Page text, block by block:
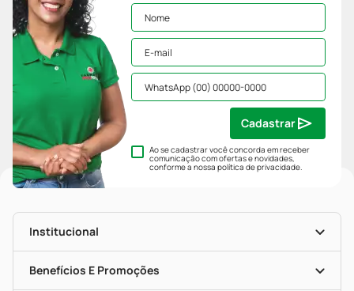
Ao se cadastrar você concorda em receber
comunicação com ofertas e novidades,
conforme a nossapolítica de privacidade.
Cadastrar
Institucional
Nossas Lojas
Benefícios E Promoções